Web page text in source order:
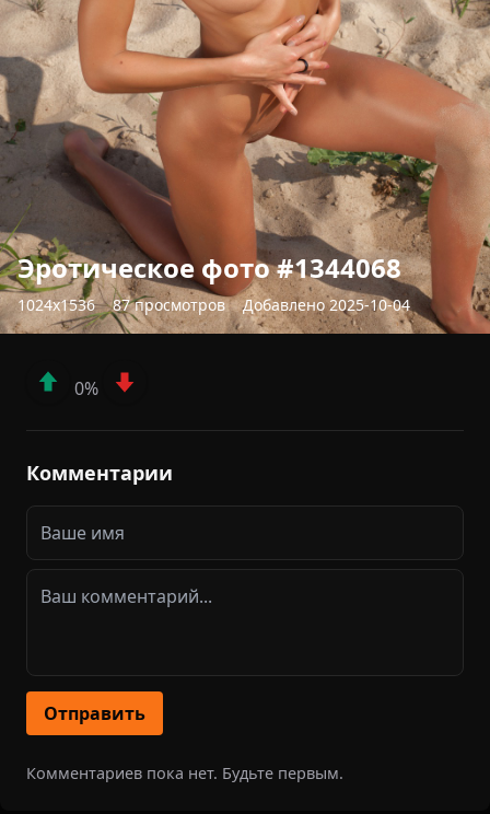
Эротическое фото #1344068
1024x1536 87 просмотров Добавлено 2025-10-04
0%
Комментарии
Отправить
Комментариев пока нет. Будьте первым.